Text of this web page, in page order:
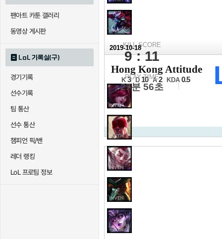
팬아트 카툰 갤러리
동영상 게시판
LoL 기록실(구)
경기기록
선수기록
팀 통산
선수 통산
챔피언 픽/밴
레더 랭킹
LoL 프로팀 정보
KILL SCORE
9 : 11
PLAY TIME
27분 56초
2019-10-18
그룹스테이지 6일차
Hong Kong Attitude
K 3 D 10 A 2 KDA 0.5